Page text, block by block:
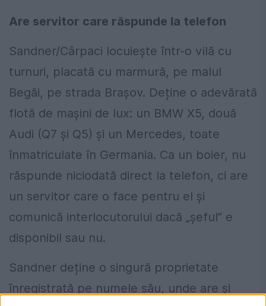
Are servitor care răspunde la telefon
Sandner/Cârpaci locuiește într-o vilă cu
turnuri, placată cu marmură, pe malul
Begăi, pe strada Brașov. Deține o adevărată
flotă de mașini de lux: un BMW X5, două
Audi (Q7 și Q5) și un Mercedes, toate
înmatriculate în Germania. Ca un boier, nu
răspunde niciodată direct la telefon, ci are
un servitor care o face pentru el și
comunică interlocutorului dacă „șeful” e
disponibil sau nu.
Sandner deține o singură proprietate
înregistrată pe numele său, unde are și